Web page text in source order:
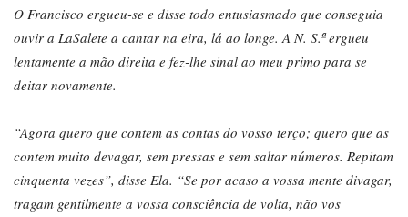
O Francisco ergueu-se e disse todo entusiasmado que conseguia
ouvir a LaSalete a cantar na eira, lá ao longe. A N. S.ª ergueu
lentamente a mão direita e fez-lhe sinal ao meu primo para se
deitar novamente.
“Agora quero que contem as contas do vosso terço; quero que as
contem muito devagar, sem pressas e sem saltar números. Repitam
cinquenta vezes”, disse Ela. “Se por acaso a vossa mente divagar,
tragam gentilmente a vossa consciência de volta, não vos